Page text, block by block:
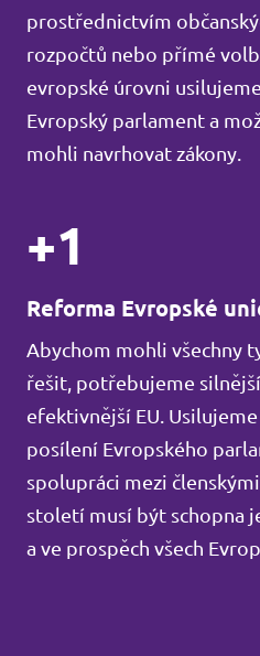
prostřednictvím
rozpočtů nebo přímé
evropské úrovni
Evropský parlament a
mohli navrhovat zákony.
+1
Reforma Evropské
Abychom mohli všechny
řešit, potřebujeme
efektivnější EU.
posílení Evropského
spolupráci mezi
století musí být schopna
a ve prospěch všech